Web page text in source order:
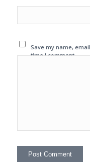
Save my name,
time I comment.